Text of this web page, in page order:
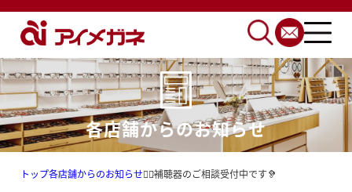
各店舗からのお知らせ
トップ各店舗からのお知らせ🧏‍♀️補聴器のご相談受付中です🦻